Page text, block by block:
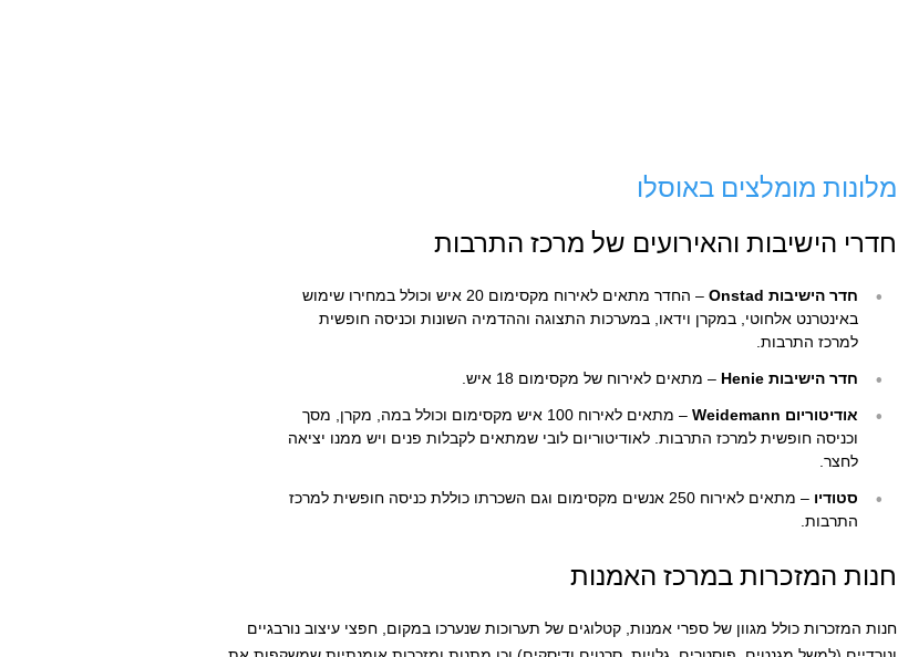
מלונות מומלצים באוסלו
חדרי הישיבות והאירועים של מרכז התרבות
חדר הישיבות Onstad
– החדר מתאים לאירוח מקסימום 20 איש וכולל במחירו שימוש
באינטרנט אלחוטי, במקרן וידאו, במערכות התצוגה וההדמיה השונות וכניסה חופשית
למרכז התרבות.
חדר הישיבות Henie – מתאים לאירוח של מקסימום 18 איש.
אודיטוריום Weidemann
– מתאים לאירוח 100 איש מקסימום וכולל במה, מקרן, מסך
וכניסה חופשית למרכז התרבות. לאודיטוריום לובי שמתאים לקבלות פנים ויש ממנו יציאה
לחצר.
סטודיו
– מתאים לאירוח 250 אנשים מקסימום וגם השכרתו כוללת כניסה חופשית למרכז
התרבות.
חנות המזכרות במרכז האמנות
חנות המזכרות כולל מגוון של ספרי אמנות, קטלוגים של תערוכות שנערכו במקום, חפצי עיצוב נורבגיים